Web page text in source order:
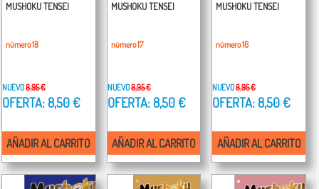
MUSHOKU TENSEI
número 18
NUEVO8,95 €
OFERTA: 8,50 €
AÑADIR AL CARRITO
MUSHOKU TENSEI
número 17
NUEVO8,95 €
OFERTA: 8,50 €
AÑADIR AL CARRITO
MUSHOKU TENSEI
número 16
NUEVO8,95 €
OFERTA: 8,50 €
AÑADIR AL CARRITO